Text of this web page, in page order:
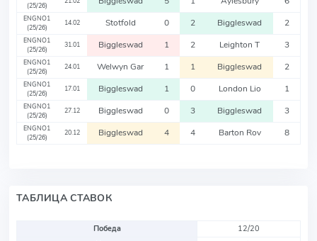
(25/26)
ENGNO1
(25/26)
14.02 Stotfold 0 2 Biggleswad 2
ENGNO1
(25/26)
31.01 Biggleswad 1 2 Leighton T 3
ENGNO1
(25/26)
24.01 Welwyn Gar 1 1 Biggleswad 2
ENGNO1
(25/26)
17.01 Biggleswad 1 0 London Lio 1
ENGNO1
(25/26)
27.12 Biggleswad 0 3 Biggleswad 3
ENGNO1
(25/26)
20.12 Biggleswad 4 4 Barton Rov 8
ТАБЛИЦА СТАВОК
Победа
12/20